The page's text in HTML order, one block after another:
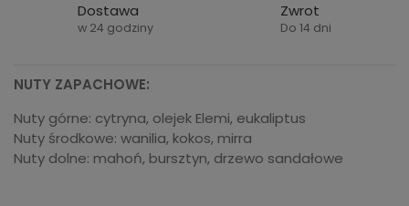
Dostawa
w 24 godziny
Zwrot
Do 14 dni
NUTY ZAPACHOWE:
Nuty górne: cytryna, olejek Elemi, eukaliptus
Nuty środkowe: wanilia, kokos, mirra
Nuty dolne: mahoń, bursztyn, drzewo sandałowe